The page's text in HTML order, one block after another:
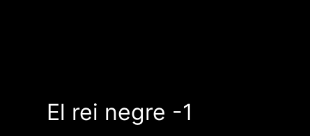
El rei negre -1